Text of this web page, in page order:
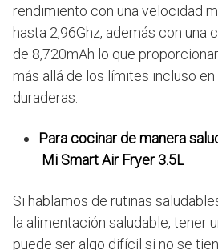
rendimiento con una velocidad
hasta 2,96Ghz, además con una
de 8,720mAh lo que
más allá de los límites incluso
duraderas.
Para cocinar de manera
Mi Smart Air Fryer 3.5L
Si hablamos de rutinas
la alimentación saludable, tener
puede ser algo difícil si no se